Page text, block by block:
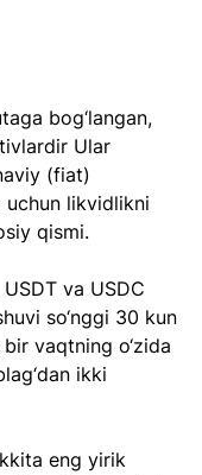
bog‘langan,
Ular
(fiat)
uchun likvidlikni
qismi.
va USDC
so‘nggi 30 kun
vaqtning o‘zida
ikki
eng yirik